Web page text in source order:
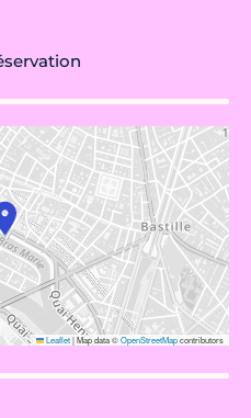
Leaflet|Map data ©OpenStreetMapcontributors